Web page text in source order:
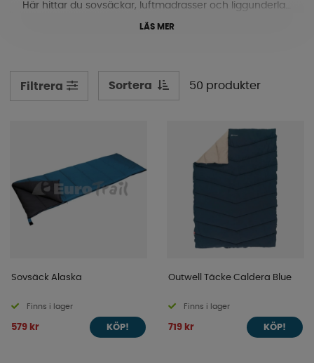
Här hittar du sovsäckar, luftmadrasser och liggunderlag
för camping, husbil, husvagn, tält och friluftsliv. Oavsett
naturen från vår till höst.
LÄS MER
Filtrera Sortera 50 produkter
Sovsäck Alaska
Finns i lager
579 kr KÖP!
Outwell Täcke Caldera Blue
Finns i lager
719 kr KÖP!